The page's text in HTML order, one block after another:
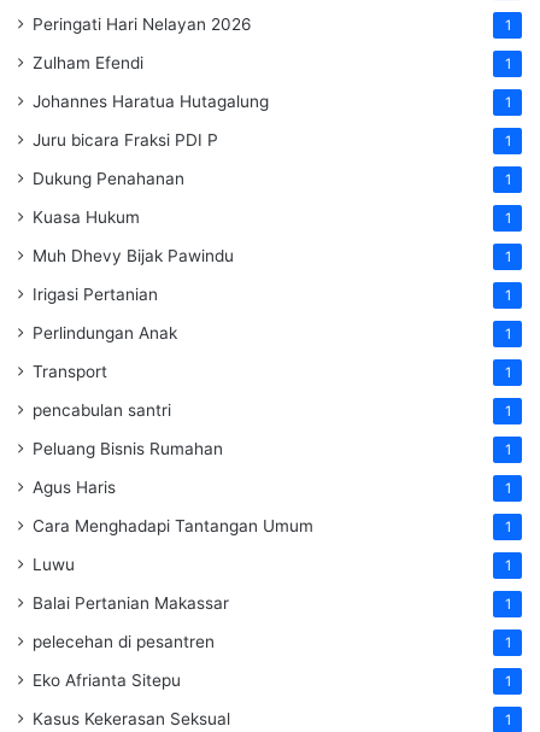
Peringati Hari Nelayan 2026 1
Zulham Efendi 1
Johannes Haratua Hutagalung 1
Juru bicara Fraksi PDI P 1
Dukung Penahanan 1
Kuasa Hukum 1
Muh Dhevy Bijak Pawindu 1
Irigasi Pertanian 1
Perlindungan Anak 1
Transport 1
pencabulan santri 1
Peluang Bisnis Rumahan 1
Agus Haris 1
Cara Menghadapi Tantangan Umum 1
Luwu 1
Balai Pertanian Makassar 1
pelecehan di pesantren 1
Eko Afrianta Sitepu 1
Kasus Kekerasan Seksual 1